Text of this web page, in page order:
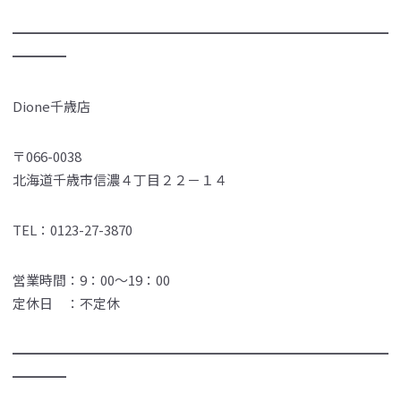
━━━━━━━━━━━━━━━━━━━━━━━━━━━━
━━━━
Dione千歳店
〒066-0038
北海道千歳市信濃４丁目２２－１４
TEL：0123-27-3870
営業時間：9：00～19：00
定休日 ：不定休
━━━━━━━━━━━━━━━━━━━━━━━━━━━━
━━━━